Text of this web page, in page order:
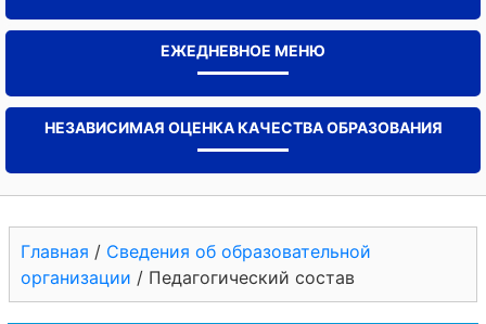
ЕЖЕДНЕВНОЕ МЕНЮ
НЕЗАВИСИМАЯ ОЦЕНКА КАЧЕСТВА ОБРАЗОВАНИЯ
Главная / Сведения об образовательной
организации / Педагогический состав